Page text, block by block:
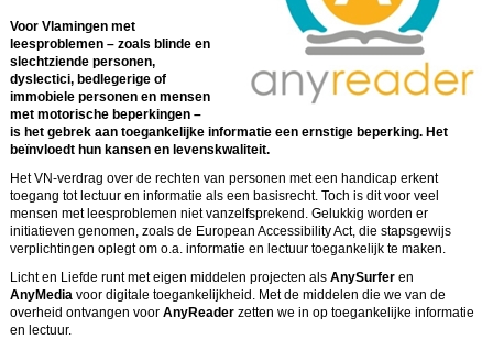
Voor Vlamingen met
leesproblemen – zoals blinde en
slechtziende personen,
dyslectici, bedlegerige of
immobiele personen en mensen
met motorische beperkingen –
is het gebrek aan toegankelijke informatie een ernstige beperking. Het
beïnvloedt hun kansen en levenskwaliteit.
Het VN-verdrag over de rechten van personen met een handicap erkent
toegang tot lectuur en informatie als een basisrecht. Toch is dit voor veel
mensen met leesproblemen niet vanzelfsprekend. Gelukkig worden er
initiatieven genomen, zoals de European Accessibility Act, die stapsgewijs
verplichtingen oplegt om o.a. informatie en lectuur toegankelijk te maken.
Licht en Liefde runt met eigen middelen projecten als AnySurferen
AnyMediavoor digitale toegankelijkheid. Met de middelen die we van de
overheid ontvangen voor AnyReaderzetten we in op toegankelijke informatie
en lectuur.